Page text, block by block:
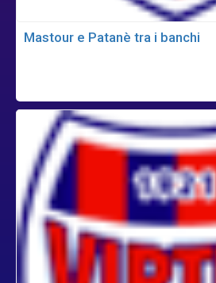
Mastour e Patanè tra i banchi